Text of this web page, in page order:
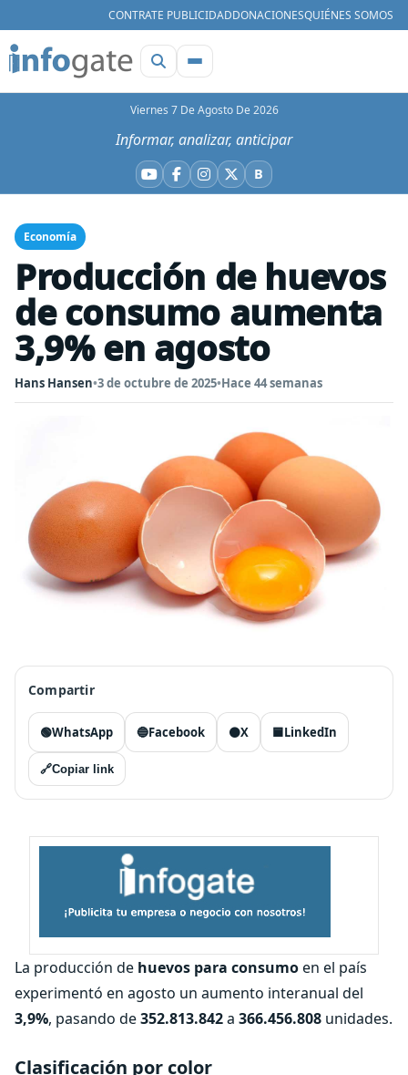
CONTRATE PUBLICIDADDONACIONESQUIÉNES SOMOS
Viernes 7 De Agosto De 2026
Informar, analizar, anticipar
YouTube
Facebook
Instagram
X BBluesky
Economía
Producción de huevos
de consumo aumenta
3,9% en agosto
Hans Hansen•3 de octubre de 2025•Hace 44 semanas
Compartir
🟢WhatsApp 🔵Facebook ⚫X 🟦LinkedIn
🔗Copiar link
La producción de huevos para consumoen el país
experimentó en agosto un aumento interanual del
3,9%, pasando de352.813.842a 366.456.808 unidades.
Clasificación por color